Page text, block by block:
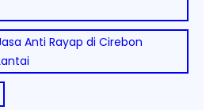
Anti Rayap di Cirebon